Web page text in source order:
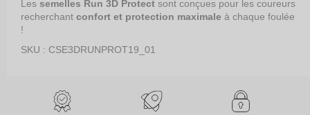
Les semelles Run 3D Protect sont conçues pour les coureurs
recherchant confort et protection maximale à chaque foulée
!
SKU : CSE3DRUNPROT19_01